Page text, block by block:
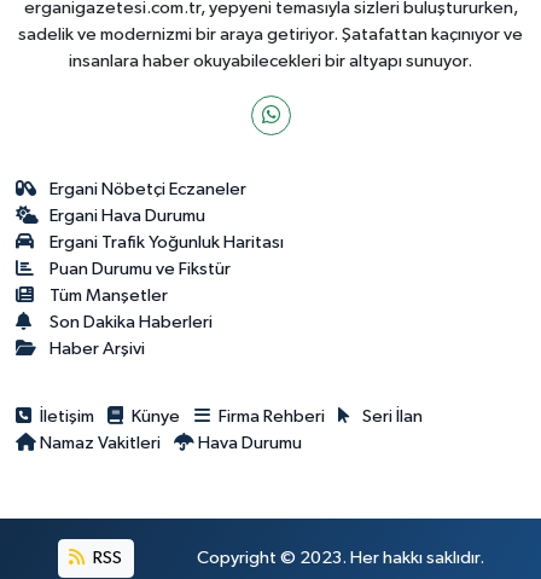
erganigazetesi.com.tr, yepyeni temasıyla sizleri buluştururken,
sadelik ve modernizmi bir araya getiriyor. Şatafattan kaçınıyor ve
insanlara haber okuyabilecekleri bir altyapı sunuyor.
Ergani Nöbetçi Eczaneler
Ergani Hava Durumu
Ergani Trafik Yoğunluk Haritası
Puan Durumu ve Fikstür
Tüm Manşetler
Son Dakika Haberleri
Haber Arşivi
İletişim Künye Firma Rehberi
Seri İlan
Namaz Vakitleri
Hava Durumu
RSS Copyright © 2023. Her hakkı saklıdır.